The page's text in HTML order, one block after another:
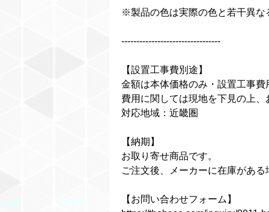
※製品の色は実際の色と若干異な
---------------------------------
【設置工事費別途】
金額は本体価格のみ・設置工事費
費用に関しては現地を下見の上
対応地域：近畿圏
【納期】
お取り寄せ商品です。
ご注文後、メーカーに在庫があ
【お問い合わせフォーム】